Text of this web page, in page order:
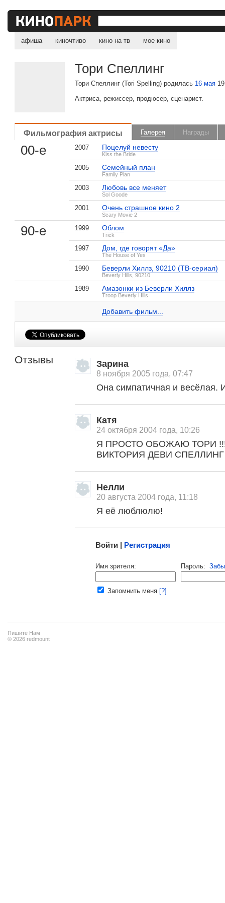
афиша киночтиво кино на тв мое кино
Тори Спеллинг
Тори Спеллинг (Tori Spelling) родилась 16 мая
Актриса, режиссер, продюсер, сценарист.
Фильмография актрисы Галерея Награды
00-е 2007 Поцелуй невесту
Kiss the Bride
2005 Семейный план
Family Plan
2003 Любовь все меняет
Sol Goode
2001 Очень страшное кино 2
Scary Movie 2
90-е 1999 Облом
Trick
1997 Дом, где говорят «Да»
The House of Yes
1990 Беверли Хиллз, 90210 (ТВ-сериал)
Beverly Hills, 90210
1989 Амазонки из Беверли Хиллз
Troop Beverly Hills
Добавить фильм...
Очень страшное кино 2
Тори Спеллинг на IMDB.com
Отзывы Зарина
8 ноября 2005 года, 07:47
Она симпатичная и весёлая.
Катя
24 октября 2004 года, 10:26
Я ПРОСТО ОБОЖАЮ ТОРИ
ВИКТОРИЯ ДЕВИ
Нелли
20 августа 2004 года, 11:18
Я её люблюлю!
, поделитесь своим мнением
Войти | Регистрация
Имя зрителя: Пароль:
Запомнить меня [?]
Пишите Нам
© 2026 redmount